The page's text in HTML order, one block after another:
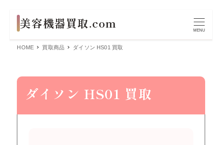
MENU
HOME 買取商品 ダイソン HS01 買取
ダイソン HS01 買取